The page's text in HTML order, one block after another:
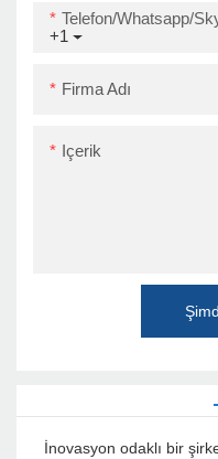
+1
Telefon/Whatsapp/
Firma Adı
Içerik
İnovasyon odaklı bir